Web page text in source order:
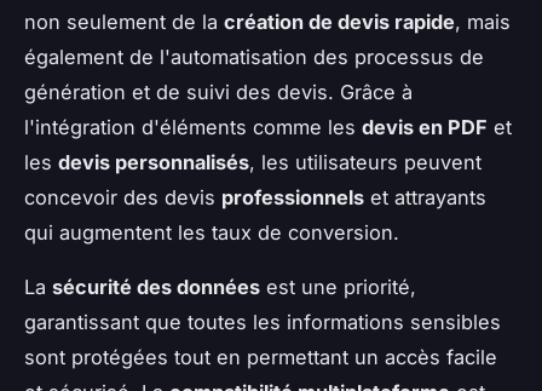
non seulement de la création de devis rapide, mais
également de l'automatisation des processus de
génération et de suivi des devis. Grâce à
l'intégration d'éléments comme les devis en PDF et
les devis personnalisés, les utilisateurs peuvent
concevoir des devis professionnels et attrayants
qui augmentent les taux de conversion.
La sécurité des données est une priorité,
garantissant que toutes les informations sensibles
sont protégées tout en permettant un accès facile